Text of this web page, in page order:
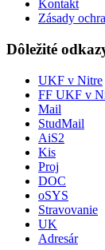
Kontakt
Zásady
Dôležité
UKF v Nitre
FF UKF v
Mail
StudMail
AiS2
Kis
Proj
DOC
oSYS
Stravovanie
UK
Adresár